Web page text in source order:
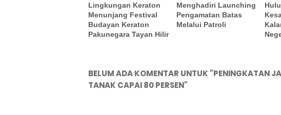
Lingkungan Keraton
Menunjang Festival
Budayan Keraton
Pakunegara Tayan Hilir
Menghadiri Launching
Pengamatan Batas
Melalui Patroli
BELUM ADA KOMENTAR UNTUK "PENINGKATAN
TANAK CAPAI 80 PERSEN"